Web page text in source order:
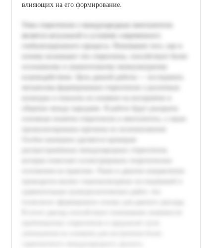
влияющих на его формирование.